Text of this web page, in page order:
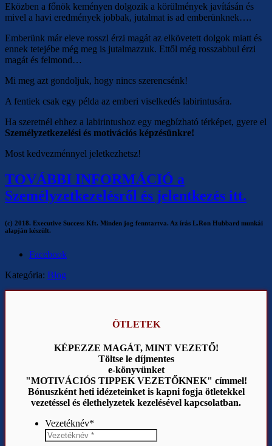
Eközben a főnök keményen dolgozik a körülmények javításán és
mivel a havi eredmények jobbak, jutalmat is ad emberünknek….
Emberünk már eleve rosszl érzi magát az elkövetett dolgok miatt és
ennek tetejébe még meg is jutalmazzuk. Ettől még rosszabbul érzi
magát és felmond…
Mi meg azt gondoljuk, hogy nincs szerencsénk!
A fentiek csak egy példa az emberi viselkedés labirintusára.
Ha szeretnél ehhez a labirintushoz egy megbízható térképet, gyere el
Személyzetkezelési és motivációs képzésünkre!
Most kedvezménnyel jeletkezhetsz!
TOVÁBBI INFORMÁCIÓ a
Személyzetkezelésről és jelentkezés itt.
(c) 2018. Executive Success Kft. Minden jog fenntartva. Az írás L.Ron Hubbard munkái
alapján készült.
Facebook
Kategória: Blog
ÖTLETEK
KÉPEZZE MAGÁT, MINT VEZETŐ!
Töltse le díjmentes
e-könyvünket
"MOTIVÁCIÓS TIPPEK VEZETŐKNEK" címmel!
Bónuszként heti idézeteinket is kapni fogja ötletekkel
vezetéssel és élethelyzetek kezelésével kapcsolatban.
Vezetéknév*